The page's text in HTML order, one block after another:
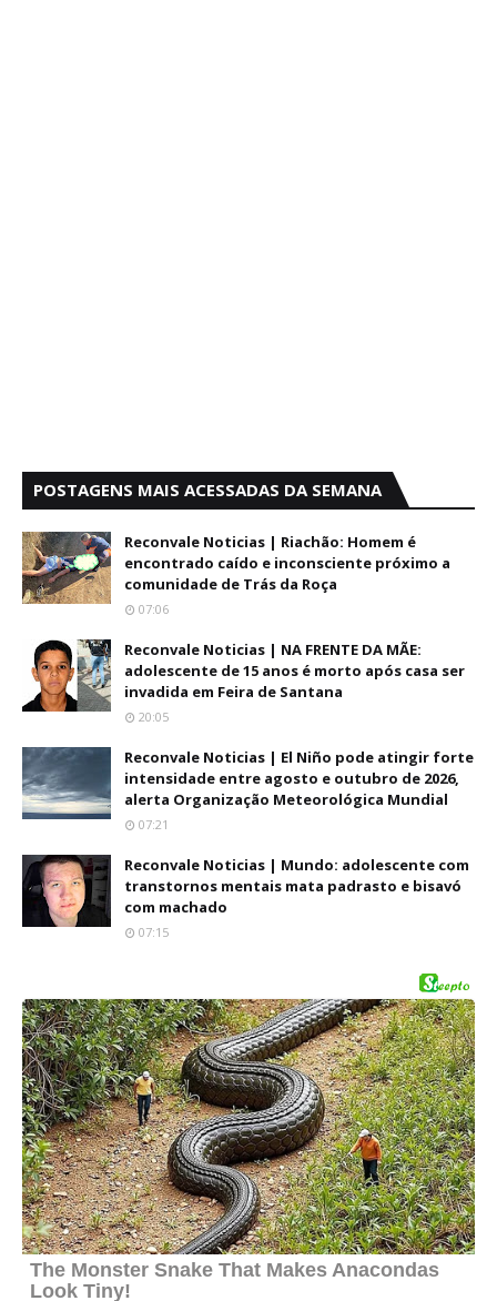
POSTAGENS MAIS ACESSADAS DA SEMANA
Reconvale Noticias | Riachão: Homem é
encontrado caído e inconsciente próximo a
comunidade de Trás da Roça
07:06
Reconvale Noticias | NA FRENTE DA MÃE:
adolescente de 15 anos é morto após casa ser
invadida em Feira de Santana
20:05
Reconvale Noticias | El Niño pode atingir forte
intensidade entre agosto e outubro de 2026,
alerta Organização Meteorológica Mundial
07:21
Reconvale Noticias | Mundo: adolescente com
transtornos mentais mata padrasto e bisavó
com machado
07:15